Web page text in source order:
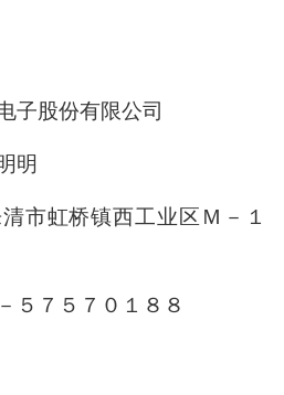
子股份有限公司
明
市虹桥镇西工业区Ｍ－１
５７５７０１８８